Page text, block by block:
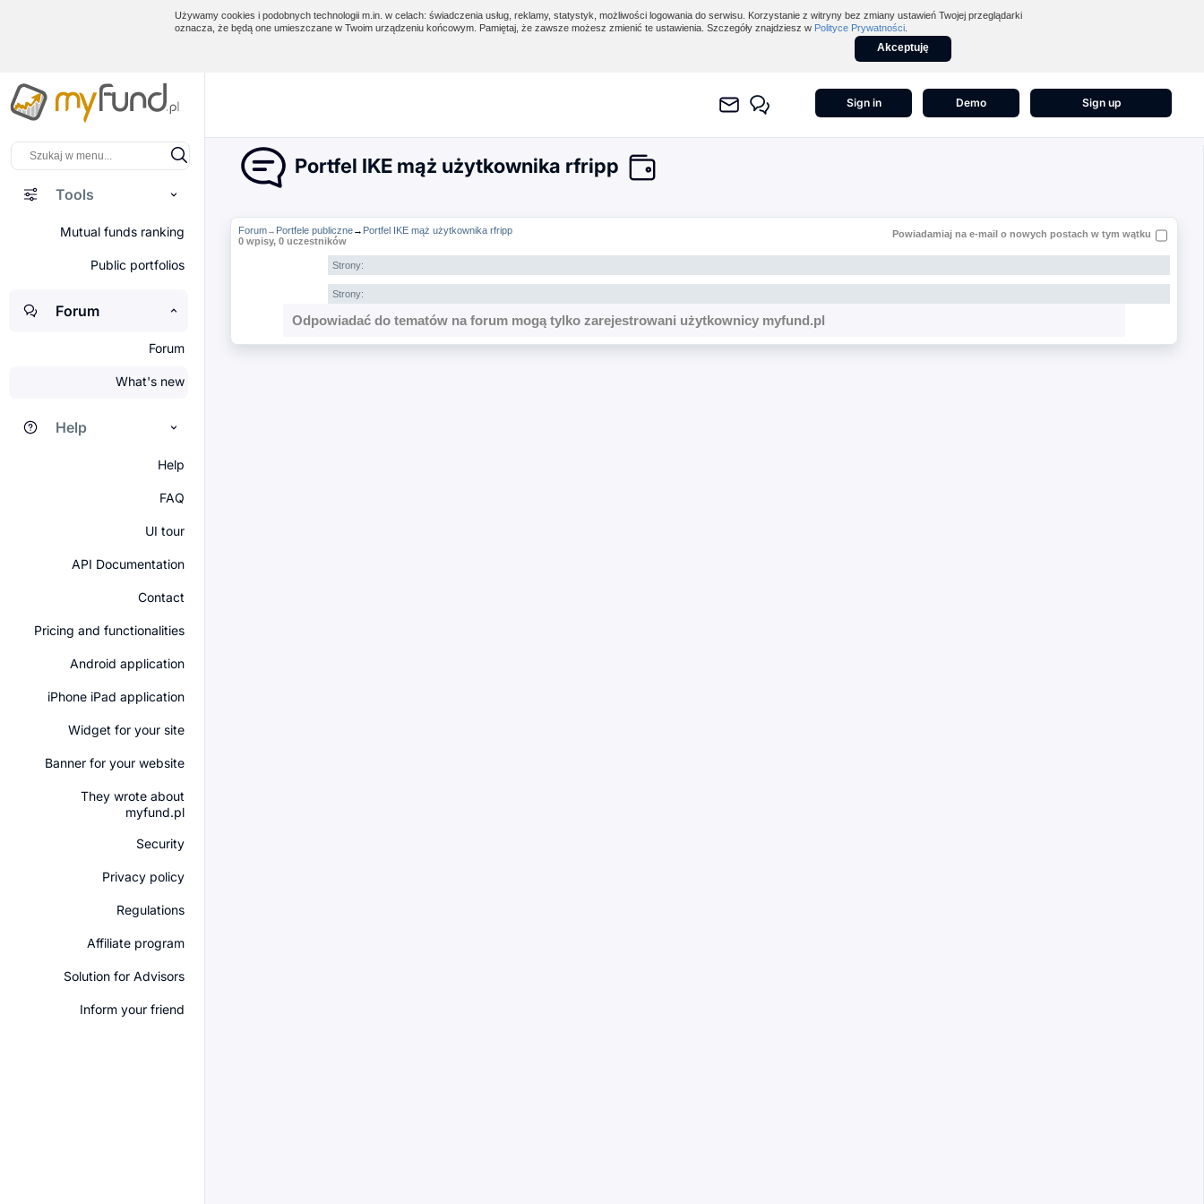
Używamy cookies i podobnych technologii m.in. w celach: świadczenia usług, reklamy, statystyk, możliwości logowania do serwisu. Korzystanie z witryny bez zmiany ustawień Twojej przeglądarki
oznacza, że będą one umieszczane w Twoim urządzeniu końcowym. Pamiętaj, że zawsze możesz zmienić te ustawienia. Szczegóły znajdziesz w Polityce Prywatności
Akceptuję
Tools
Mutual funds ranking
Public portfolios
Forum
Forum
What's new
Help
Help
FAQ
UI tour
API Documentation
Contact
Pricing and functionalities
Android application
iPhone iPad application
Widget for your site
Banner for your website
They wrote about
myfund.pl
Security
Privacy policy
Regulations
Affiliate program
Solution for Advisors
Inform your friend
Sign in Demo Sign up
Portfel IKE mąż użytkownika rfripp
Forum→ Portfele publiczne→ Portfel IKE mąż użytkownika rfripp
0 wpisy, 0 uczestników
Powiadamiaj na e-mail o nowych postach w tym wątku
Strony:
Strony:
Odpowiadać do tematów na forum mogą tylko zarejestrowani użytkownicy myfund.pl